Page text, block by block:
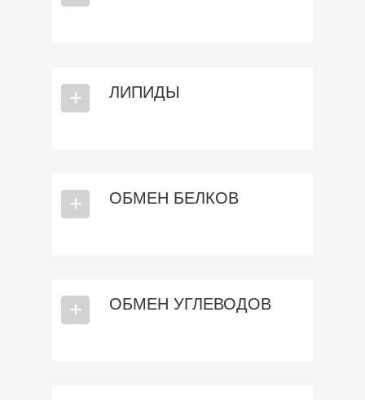
ЛИПИДЫ
⎯
+
ОБМЕН БЕЛКОВ
⎯
+
ОБМЕН УГЛЕВОДОВ
⎯
+